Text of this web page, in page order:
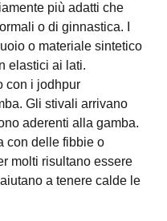
più adatti che
o di ginnastica. I
o materiale sintetico
elastici ai lati.
con i jodhpur
Gli stivali arrivano
aderenti alla gamba.
con delle fibbie o
molti risultano essere
a tenere calde le